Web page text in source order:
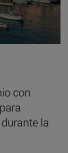
con
la